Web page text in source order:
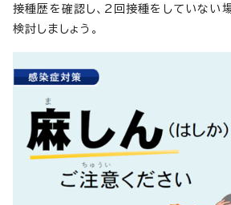
接種歴を確認し、2回接種をしていない
検討しましょう。